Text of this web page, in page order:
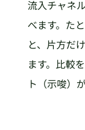
流入チャネ
べます。た
と、片方だ
ます。比較
ト（示唆）